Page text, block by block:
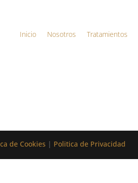
Inicio Nosotros Tratamientos
de Cookies | Politica de Privacidad